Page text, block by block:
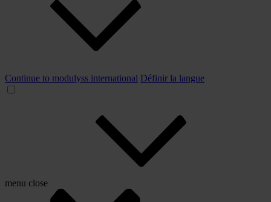
Continue to modulyss international Définir la langue
menu close